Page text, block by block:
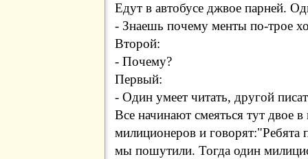
Едут в автобусе джвое парней.
- Знаешь почему менты по-трое
Второй:
- Почему?
Первый:
- Один умеет читать, другой
Все начинают смеяться тут двое
милиционеров и
мы пошутили. Тогда один